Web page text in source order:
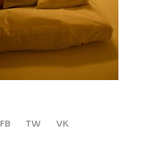
FB TW VK